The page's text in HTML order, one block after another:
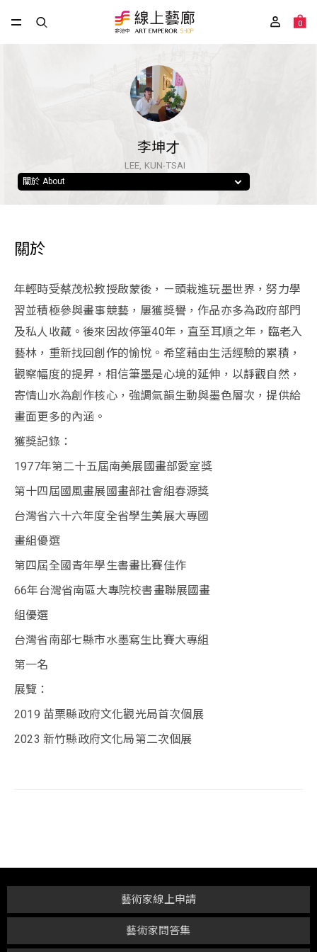
0
李坤才
LEE, KUN-TSAI
關於 About
關於
年輕時受蔡茂松教授啟蒙後，ㄧ頭栽進玩墨世界，努力學
習並積極參與畫事競藝，屢獲獎譽，作品亦多為政府部門
及私人收藏。後來因故停筆40年，直至耳順之年，臨老入
藝林，重新找回創作的愉悅。希望藉由生活經驗的累積，
觀察幅度的提昇，相信筆墨是心境的延伸，以靜觀自然，
寄情山水為創作核心，強調氣韻生動與墨色層次，提供給
畫面更多的內涵。
獲獎記錄：
1977年第二十五屆南美展國畫部愛室獎
第十四屆國風畫展國畫部社會組春源獎
台灣省六十六年度全省學生美展大專國
畫組優選
第四屆全國青年學生書畫比賽佳作
66年台灣省南區大專院校書畫聯展國畫
組優選
台灣省南部七縣市水墨寫生比賽大專組
第一名
展覽：
2019 苗栗縣政府文化觀光局首次個展
2023 新竹縣政府文化局第二次個展
藝術家問答集
藝術家線上申請